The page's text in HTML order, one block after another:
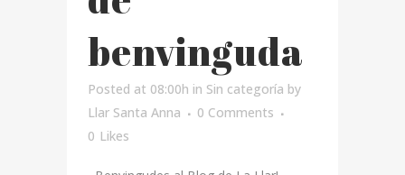
benvinguda
Posted at 08:00h in Sin categoría by
Llar Santa Anna
0 Comments
0 Likes